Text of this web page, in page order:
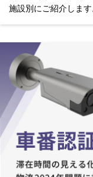
施設別にご紹介します